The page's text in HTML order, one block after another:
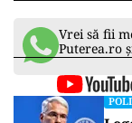
Vrei să fii
Puterea.ro